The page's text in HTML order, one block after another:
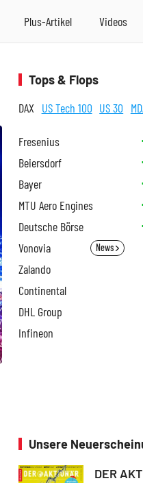
Tops & Flops
DAX US Tech 100 US 30
Fresenius
Beiersdorf
Bayer
MTU Aero Engines
Deutsche Börse
Vonovia News
Zalando
Continental
DHL Group
Infineon
Unsere
DER